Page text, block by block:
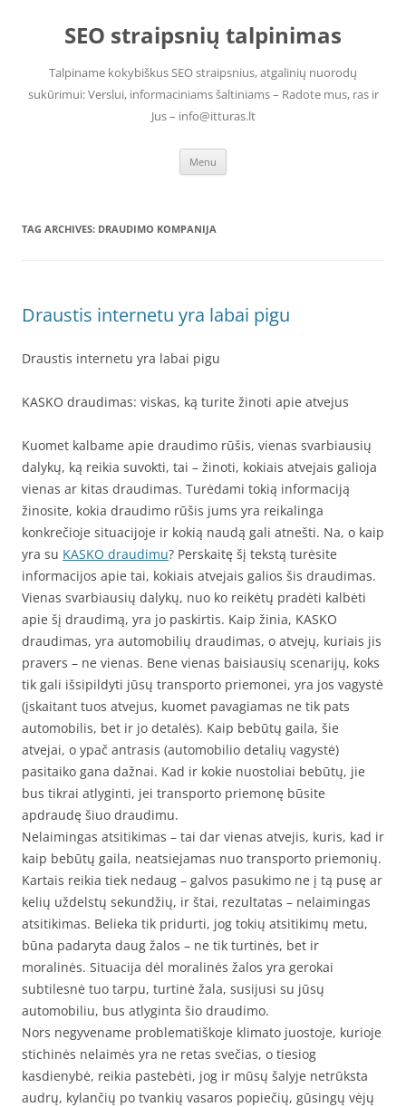
contentSEO straipsnių talpinimas
Talpiname kokybiškus SEO straipsnius, atgalinių nuorodų
sukūrimui: Verslui, informaciniams šaltiniams – Radote mus, ras ir
Jus – info@itturas.lt
Menu
TAG ARCHIVES: DRAUDIMO KOMPANIJA
Draustis internetu yra labai pigu
Draustis internetu yra labai pigu
KASKO draudimas: viskas, ką turite žinoti apie atvejus
Kuomet kalbame apie draudimo rūšis, vienas svarbiausių
dalykų, ką reikia suvokti, tai – žinoti, kokiais atvejais galioja
vienas ar kitas draudimas. Turėdami tokią informaciją
žinosite, kokia draudimo rūšis jums yra reikalinga
konkrečioje situacijoje ir kokią naudą gali atnešti. Na, o kaip
yra su KASKO draudimu? Perskaitę šį tekstą turėsite
informacijos apie tai, kokiais atvejais galios šis draudimas.
Vienas svarbiausių dalykų, nuo ko reikėtų pradėti kalbėti
apie šį draudimą, yra jo paskirtis. Kaip žinia, KASKO
draudimas, yra automobilių draudimas, o atvejų, kuriais jis
pravers – ne vienas. Bene vienas baisiausių scenarijų, koks
tik gali išsipildyti jūsų transporto priemonei, yra jos vagystė
(įskaitant tuos atvejus, kuomet pavagiamas ne tik pats
automobilis, bet ir jo detalės). Kaip bebūtų gaila, šie
atvejai, o ypač antrasis (automobilio detalių vagystė)
pasitaiko gana dažnai. Kad ir kokie nuostoliai bebūtų, jie
bus tikrai atlyginti, jei transporto priemonę būsite
apdraudę šiuo draudimu.
Nelaimingas atsitikimas – tai dar vienas atvejis, kuris, kad ir
kaip bebūtų gaila, neatsiejamas nuo transporto priemonių.
Kartais reikia tiek nedaug – galvos pasukimo ne į tą pusę ar
kelių uždelstų sekundžių, ir štai, rezultatas – nelaimingas
atsitikimas. Belieka tik pridurti, jog tokių atsitikimų metu,
būna padaryta daug žalos – ne tik turtinės, bet ir
moralinės. Situacija dėl moralinės žalos yra gerokai
subtilesnė tuo tarpu, turtinė žala, susijusi su jūsų
automobiliu, bus atlyginta šio draudimo.
Nors negyvename problematiškoje klimato juostoje, kurioje
stichinės nelaimės yra ne retas svečias, o tiesiog
kasdienybė, reikia pastebėti, jog ir mūsų šalyje netrūksta
audrų, kylančių po tvankių vasaros popiečių, gūsingų vėjų